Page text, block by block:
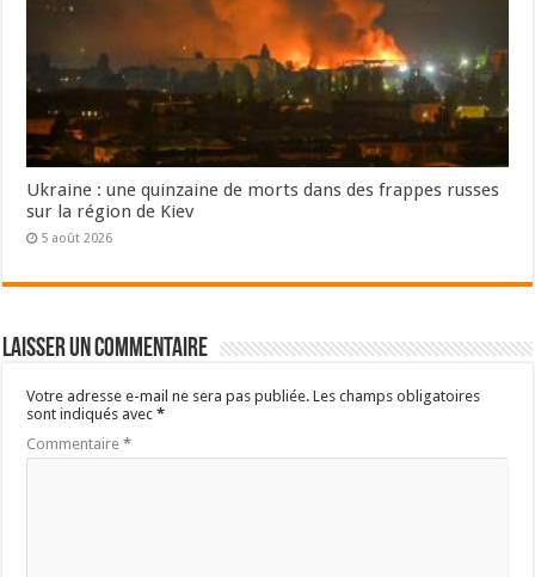
Ukraine : une quinzaine de morts dans des frappes russes
sur la région de Kiev
5 août 2026
Laisser un commentaire
Votre adresse e-mail ne sera pas publiée. Les champs obligatoires
sont indiqués avec*
Commentaire*